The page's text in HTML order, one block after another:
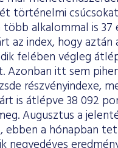
történelmi
több alkalommal is 37
az index, hogy aztán
felében végleg
Azonban itt sem
részvényindexe,
is átlépve 38 092
Augusztus a
ebben a hónapban